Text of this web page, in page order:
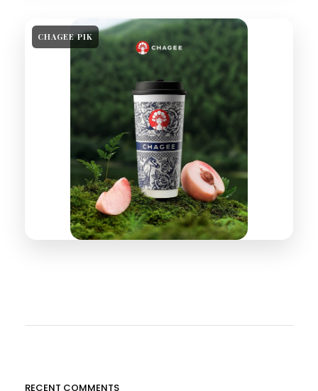
CHAGEE PIK
RECENT COMMENTS